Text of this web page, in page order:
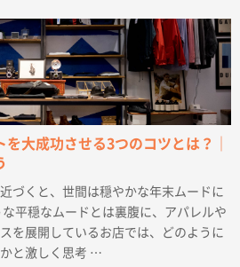
大成功させる3つのコツとは？｜
づくと、世間は穏やかな年末ムードに
平穏なムードとは裏腹に、アパレルや
を展開しているお店では、どのように
と激しく思考 …